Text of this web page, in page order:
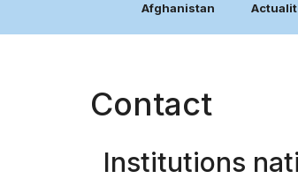
Afghanistan
Contact
Institutions